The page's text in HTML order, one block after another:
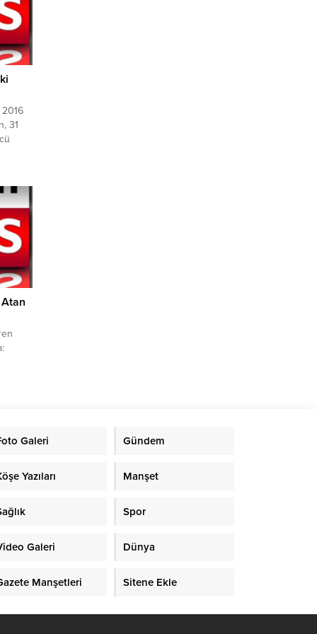
31
Galeri Gündem
Yazıları Manşet
Spor
Galeri Dünya
Manşetleri Sitene Ekle